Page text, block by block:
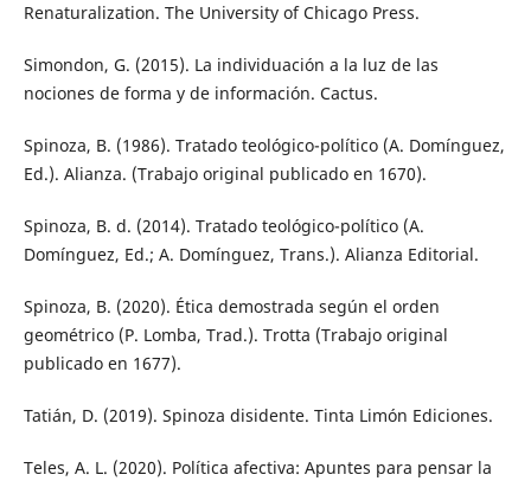
Renaturalization. The University of Chicago Press.
Simondon, G. (2015). La individuación a la luz de las
nociones de forma y de información. Cactus.
Spinoza, B. (1986). Tratado teológico-político (A. Domínguez,
Ed.). Alianza. (Trabajo original publicado en 1670).
Spinoza, B. d. (2014). Tratado teológico-político (A.
Domínguez, Ed.; A. Domínguez, Trans.). Alianza Editorial.
Spinoza, B. (2020). Ética demostrada según el orden
geométrico (P. Lomba, Trad.). Trotta (Trabajo original
publicado en 1677).
Tatián, D. (2019). Spinoza disidente. Tinta Limón Ediciones.
Teles, A. L. (2020). Política afectiva: Apuntes para pensar la